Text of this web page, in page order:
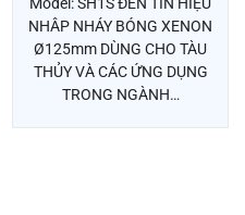
Model: SH1S ĐÈN TÍN HIỆU
NHÂP NHÁY BÓNG XENON
Ø125mm DÙNG CHO TÀU
THỦY VÀ CÁC ỨNG DỤNG
TRONG NGÀNH…